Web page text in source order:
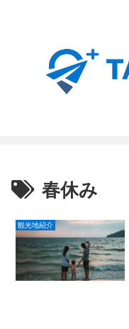
春休み
観光地紹介